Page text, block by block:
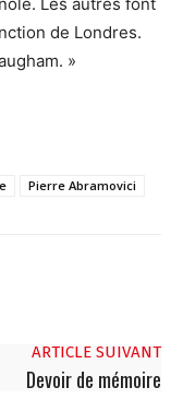
de Londres.
»
Pierre Abramovici
ARTICLE SUIVANT
Devoir de mémoire